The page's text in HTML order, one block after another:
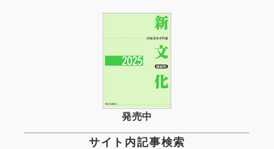
発売中
サイト内記事検索